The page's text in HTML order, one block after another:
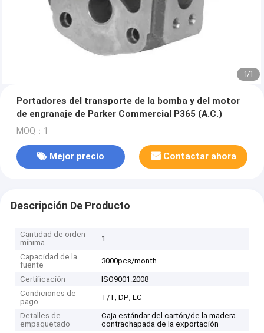
1/1
Portadores del transporte de la bomba y del motor
de engranaje de Parker Commercial P365 (A.C.)
MOQ：1
Mejor precio Contactar ahora
Descripción De Producto
Cantidad de orden
mínima
1
Capacidad de la
fuente
3000pcs/month
Certificación
ISO9001:2008
Condiciones de
pago
T/T; DP; LC
Detalles de
empaquetado
Caja estándar del cartón/de la madera
contrachapada de la exportación